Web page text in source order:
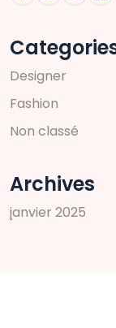
Designer
Fashion
Non classé
Archives
janvier 2025